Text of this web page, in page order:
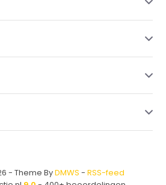
- Theme ByDMWS - RSS-feed